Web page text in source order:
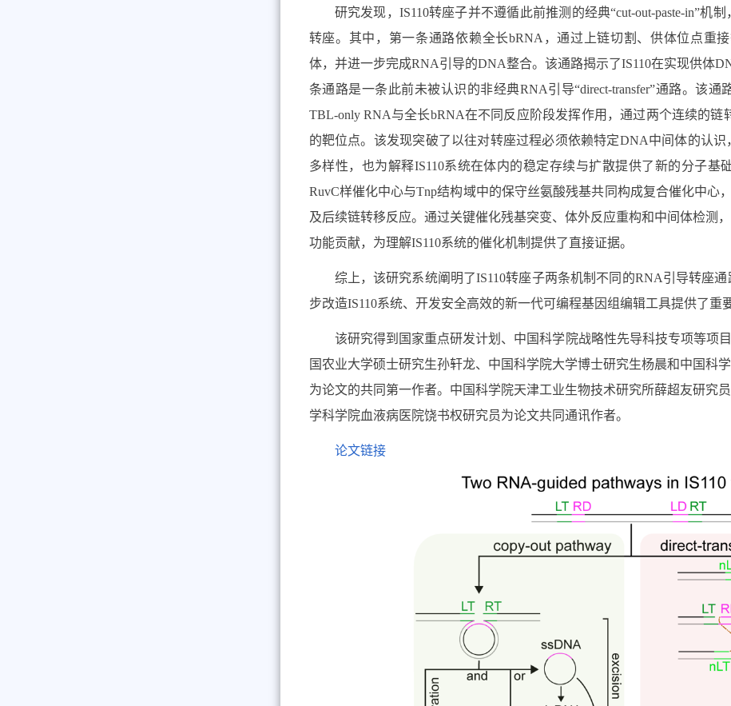
研究发现， IS110转座子并不遵循此前推测的经典“cut-out-paste-in”机制
转座。其中，第一条通路依赖全长bRNA ，通过上链切割、供体位点重
体，并进一步完成RNA引导的DNA整合。该通路揭示了IS110在实现供体
条通路是一条此前未被认识的非经典RNA引导“direct-transfer”通路。该通
TBL-only RNA与全长bRNA在不同反应阶段发挥作用，通过两个连续的链
的靶位点。该发现突破了以往对转座过程必须依赖特定DNA中间体的认识
多样性，也为解释IS110系统在体内的稳定存续与扩散提供了新的分子基
RuvC样催化中心与Tnp结构域中的保守丝氨酸残基共同构成复合催化中心
及后续链转移反应。通过关键催化残基突变、体外反应重构和中间体检测
功能贡献，为理解IS110系统的催化机制提供了直接证据。
综上，该研究系统阐明了IS110转座子两条机制不同的RNA引导转座
步改造IS110系统、开发安全高效的新一代可编程基因组编辑工具提供了重
该研究得到国家重点研发计划、中国科学院战略性先导科技专项等项
国农业大学硕士研究生孙轩龙、中国科学院大学博士研究生杨晨和中国科
为论文的共同第一作者。中国科学院天津工业生物技术研究所薛超友研究
学科学院血液病医院饶书权研究员为论文共同通讯作者。
论文链接